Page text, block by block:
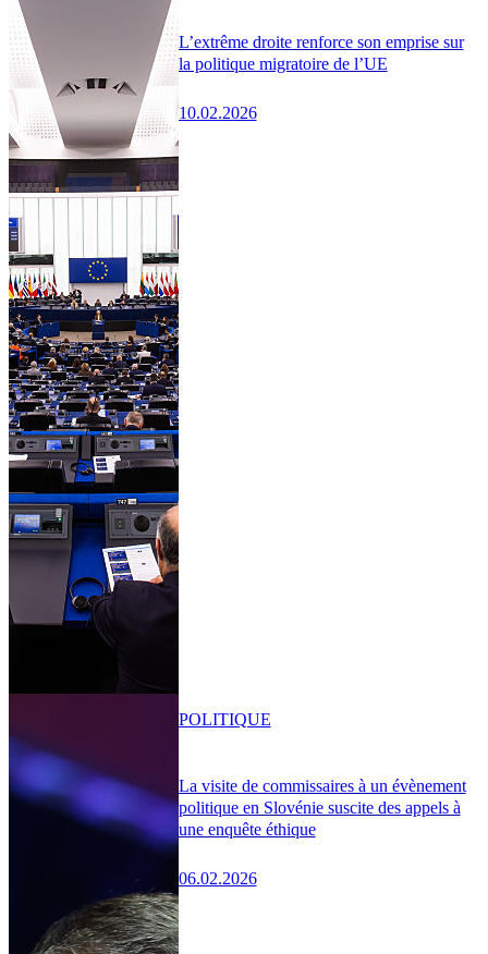
L’extrême droite renforce son emprise sur
la politique migratoire de l’UE
10.02.2026
La visite de commissaires à un évènement
politique en Slovénie suscite des appels à
une enquête éthique
06.02.2026
POLITIQUE